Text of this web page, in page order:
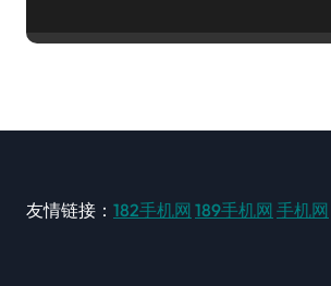
友情链接： 182手机网 189手机网 手机网